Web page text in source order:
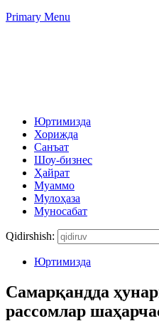
Primary Menu
Юртимизда
Хорижда
Санъат
Шоу-бизнес
Ҳайрат
Муаммо
Мулоҳаза
Муносабат
Qidirshish:
Юртимизда
Самарқандда
рассомлар